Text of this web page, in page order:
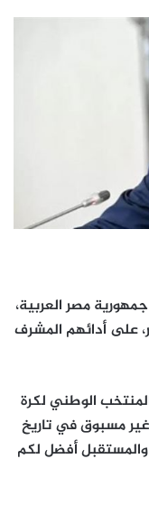
مصر العربية،
على أدائهم المشرف
الوطني لكرة
غير مسبوق في تاريخ
والمستقبل أفضل لكم